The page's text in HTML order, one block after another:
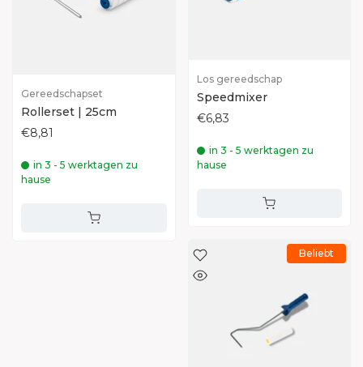
Los gereedschap
Speedmixer
€6,83
in 3 - 5 werktagen zu
hause
Gereedschapset
Rollerset | 25cm
€8,81
in 3 - 5 werktagen zu
hause
Beliebt